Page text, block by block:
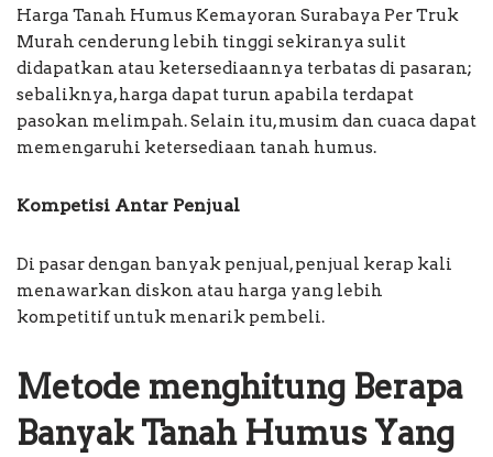
Harga Tanah Humus Kemayoran Surabaya Per Truk
Murah cenderung lebih tinggi sekiranya sulit
didapatkan atau ketersediaannya terbatas di pasaran;
sebaliknya, harga dapat turun apabila terdapat
pasokan melimpah. Selain itu, musim dan cuaca dapat
memengaruhi ketersediaan tanah humus.
Kompetisi Antar Penjual
Di pasar dengan banyak penjual, penjual kerap kali
menawarkan diskon atau harga yang lebih
kompetitif untuk menarik pembeli.
Metode menghitung Berapa
Banyak Tanah Humus Yang